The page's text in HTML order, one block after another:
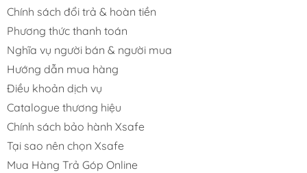
Chính sách đổi trả & hoàn tiền
Phương thức thanh toán
Nghĩa vụ người bán & người mua
Hướng dẫn mua hàng
Điều khoản dịch vụ
Catalogue thương hiệu
Chính sách bảo hành Xsafe
Tại sao nên chọn Xsafe
Mua Hàng Trả Góp Online